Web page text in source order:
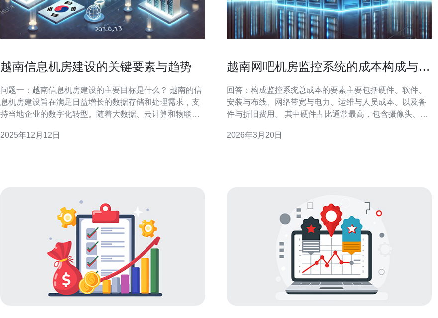
越南信息机房建设的关键要素与趋势
问题一：越南信息机房建设的主要目标是什么？ 越南的信
息机房建设旨在满足日益增长的数据存储和处理需求，支
持当地企业的数字化转型。随着大数据、云计算和物联网
需要保障数据安全和业务连续性。此外，节能环保也是其
2025年12月12日
越南网吧机房监控系统的成本构成与升
回答：构成监控系统总成本的要素主要包括硬件、软件、
安装与布线、网络带宽与电力、运维与人员成本、以及备
件与折旧费用。 其中硬件占比通常最高，包含摄像头、
VMS（视频管理软件）许可、保密与加密模块；安装成本
2026年3月20日